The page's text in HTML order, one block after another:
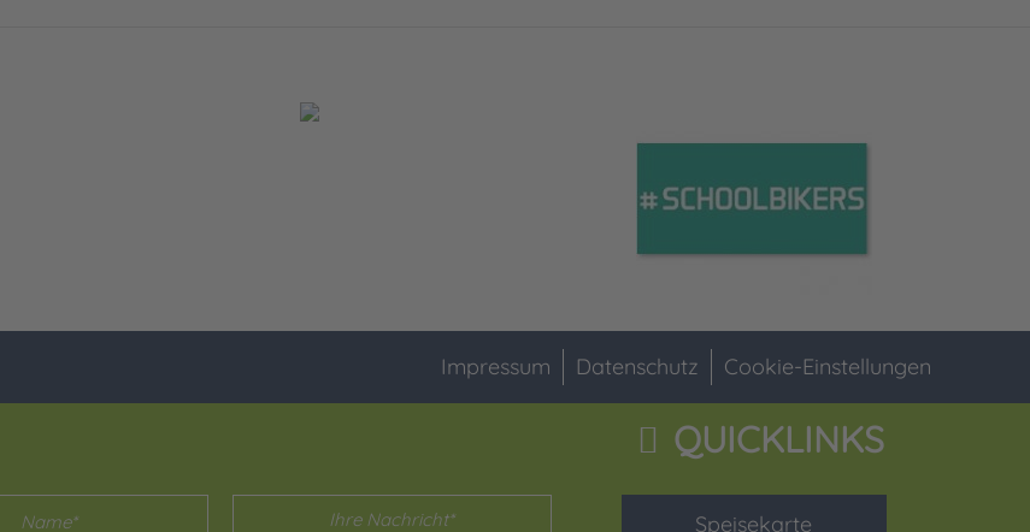
Impressum Datenschutz Cookie-Einstellungen
QUICKLINKS
Speisekarte